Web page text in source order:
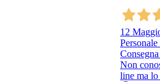
12
Non
line ma